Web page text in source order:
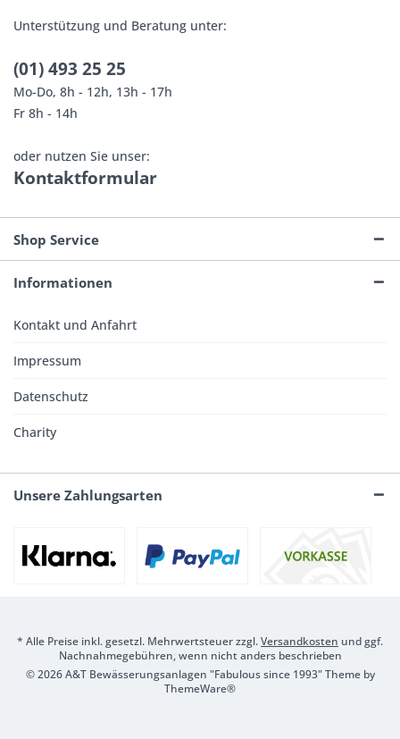
Unterstützung und Beratung unter:
(01) 493 25 25
Mo-Do, 8h - 12h, 13h - 17h
Fr 8h - 14h
oder nutzen Sie unser:
Kontaktformular
Shop Service
Informationen
Kontakt und Anfahrt
Impressum
Datenschutz
Charity
Unsere Zahlungsarten
* Alle Preise inkl. gesetzl. Mehrwertsteuer zzgl.Versandkosten und ggf.
Nachnahmegebühren, wenn nicht anders beschrieben
© 2026 A&T Bewässerungsanlagen "Fabulous since 1993" Theme by
ThemeWare®